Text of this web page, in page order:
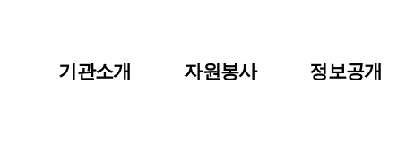
기관소개 자원봉사 정보공개